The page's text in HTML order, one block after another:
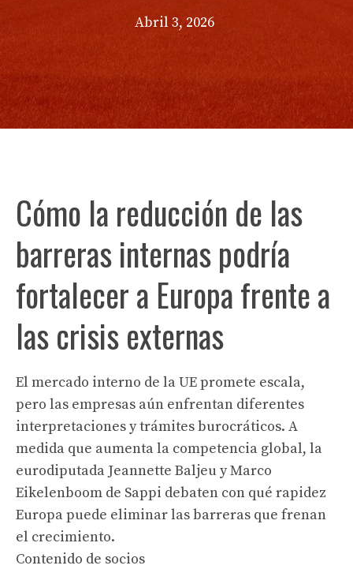
Abril 3, 2026
Cómo la reducción de las
barreras internas podría
fortalecer a Europa frente a
las crisis externas
El mercado interno de la UE promete escala,
pero las empresas aún enfrentan diferentes
interpretaciones y trámites burocráticos. A
medida que aumenta la competencia global, la
eurodiputada Jeannette Baljeu y Marco
Eikelenboom de Sappi debaten con qué rapidez
Europa puede eliminar las barreras que frenan
el crecimiento.
Contenido de socios